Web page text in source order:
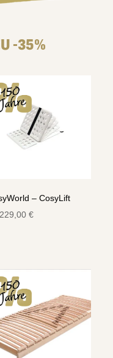
-35%
– CosyLift
229,00 €